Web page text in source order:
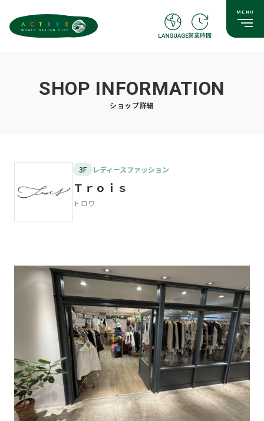
SHOP INFORMATION
ショップ詳細
3F レディースファッション
Ｔｒｏｉｓ
トロワ